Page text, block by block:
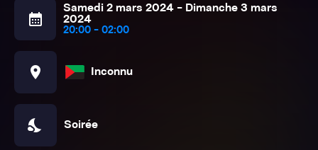
calendar_month
Samedi 2 mars 2024 - Dimanche 3 mars
2024
20:00 - 02:00
location_on Inconnu
nights_stay Soirée